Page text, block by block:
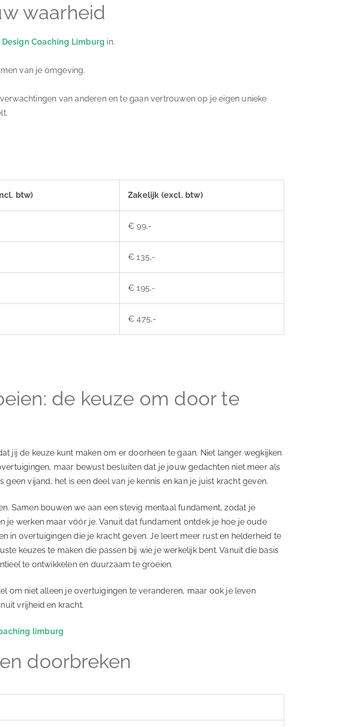
waarheid
Design Coaching Limburg in.
van je omgeving.
van anderen en te gaan vertrouwen op je eigen unieke
btw) Zakelijk (excl. btw)
€ 99,-
€ 135,-
€ 195,-
€ 475,-
de keuze om door te
jij de keuze kunt maken om er doorheen te gaan. Niet langer wegkijken
maar bewust besluiten dat je jouw gedachten niet meer als
geen vijand, het is een deel van je kennis en kan je juist kracht geven.
Samen bouwen we aan een stevig mentaal fundament, zodat je
je werken maar vóór je. Vanuit dat fundament ontdek je hoe je oude
in overtuigingen die je kracht geven. Je leert meer rust en helderheid te
keuzes te maken die passen bij wie je werkelijk bent. Vanuit die basis
te ontwikkelen en duurzaam te groeien.
om niet alleen je overtuigingen te veranderen, maar ook je leven
vrijheid en kracht.
limburg
doorbreken